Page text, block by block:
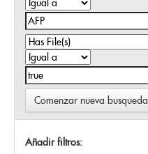
Comenzar nueva busqueda
Añadir filtros: